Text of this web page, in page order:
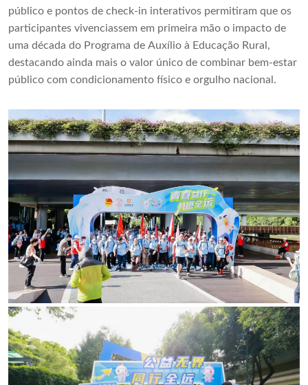
público e pontos de check-in interativos permitiram que os
participantes vivenciassem em primeira mão o impacto de
uma década do Programa de Auxílio à Educação Rural,
destacando ainda mais o valor único de combinar bem-estar
público com condicionamento físico e orgulho nacional.